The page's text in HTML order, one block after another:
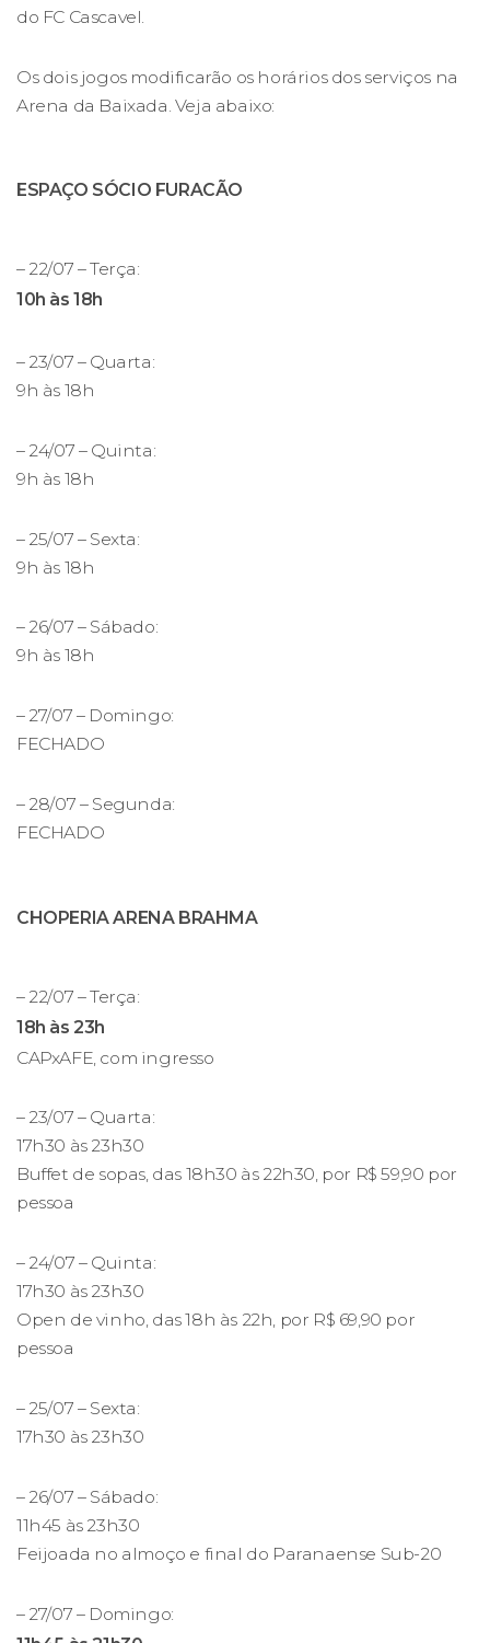
do FC Cascavel.
Os dois jogos modificarão os horários dos serviços na
Arena da Baixada. Veja abaixo:
ESPAÇO SÓCIO FURACÃO
– 22/07 – Terça:
10h às 18h
– 23/07 – Quarta:
9h às 18h
– 24/07 – Quinta:
9h às 18h
– 25/07 – Sexta:
9h às 18h
– 26/07 – Sábado:
9h às 18h
– 27/07 – Domingo:
FECHADO
– 28/07 – Segunda:
FECHADO
CHOPERIA ARENA BRAHMA
– 22/07 – Terça:
18h às 23h
CAPxAFE, com ingresso
– 23/07 – Quarta:
17h30 às 23h30
Buffet de sopas, das 18h30 às 22h30, por R$ 59,90 por
pessoa
– 24/07 – Quinta:
17h30 às 23h30
Open de vinho, das 18h às 22h, por R$ 69,90 por
pessoa
– 25/07 – Sexta:
17h30 às 23h30
– 26/07 – Sábado:
11h45 às 23h30
Feijoada no almoço e final do Paranaense Sub-20
– 27/07 – Domingo: